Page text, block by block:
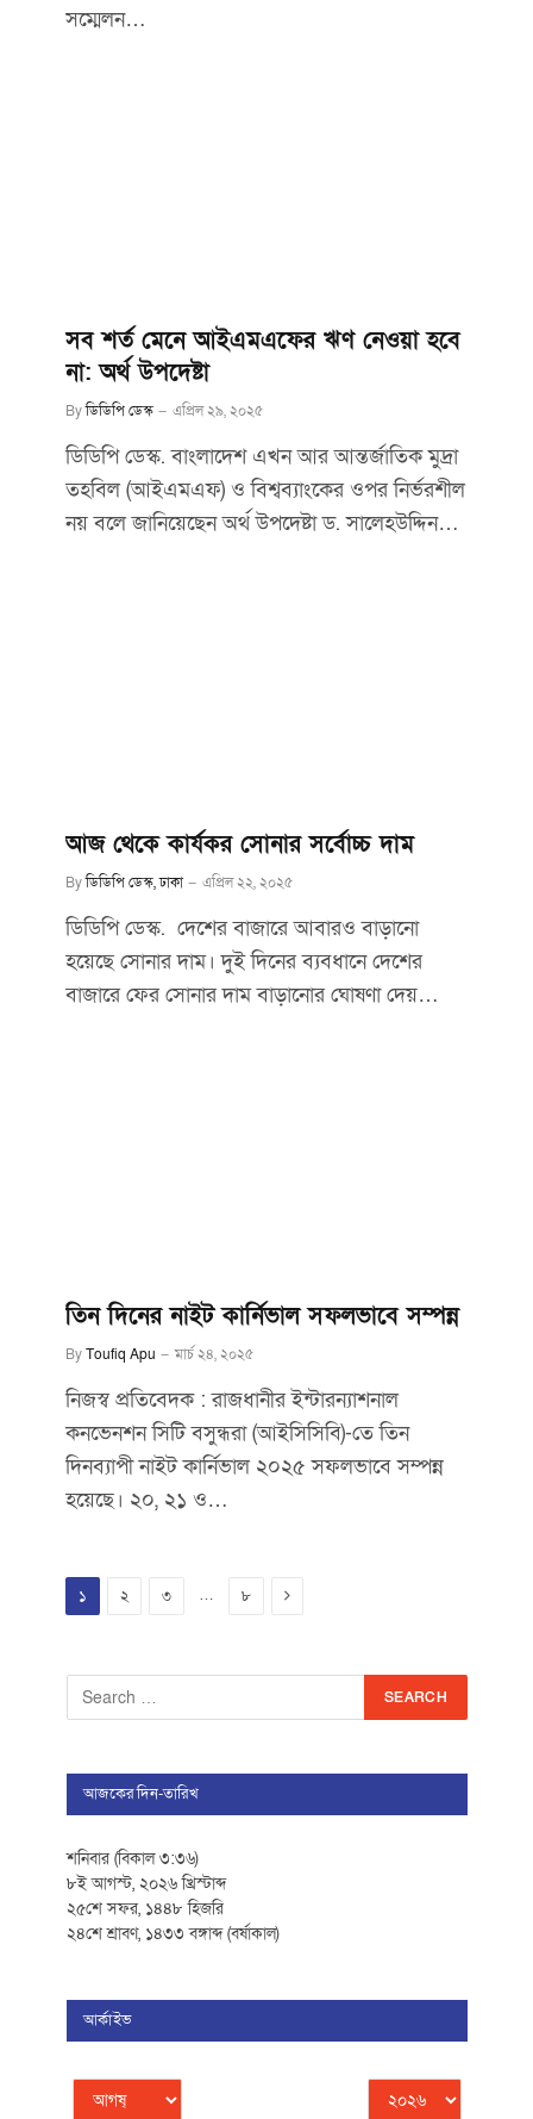
সম্মেলন…
সব শর্ত মেনে আইএমএফের ঋণ নেওয়া হবে
না: অর্থ উপদেষ্টা
Byডিডিপি ডেস্ক এপ্রিল ২৯, ২০২৫
ডিডিপি ডেস্ক. বাংলাদেশ এখন আর আন্তর্জাতিক মুদ্রা
তহবিল (আইএমএফ) ও বিশ্বব্যাংকের ওপর নির্ভরশীল
নয় বলে জানিয়েছেন অর্থ উপদেষ্টা ড. সালেহউদ্দিন…
আজ থেকে কার্যকর সোনার সর্বোচ্চ দাম
Byডিডিপি ডেস্ক, ঢাকা এপ্রিল ২২, ২০২৫
ডিডিপি ডেস্ক. দেশের বাজারে আবারও বাড়ানো
হয়েছে সোনার দাম। দুই দিনের ব্যবধানে দেশের
বাজারে ফের সোনার দাম বাড়ানোর ঘোষণা দেয়…
তিন দিনের নাইট কার্নিভাল সফলভাবে সম্পন্ন
ByToufiq Apu মার্চ ২৪, ২০২৫
নিজস্ব প্রতিবেদক : রাজধানীর ইন্টারন্যাশনাল
কনভেনশন সিটি বসুন্ধরা (আইসিসিবি)-তে তিন
দিনব্যাপী নাইট কার্নিভাল ২০২৫ সফলভাবে সম্পন্ন
হয়েছে। ২০, ২১ ও…
১ ২ ৩ … ৮ Next
আজকের দিন-তারিখ
শনিবার (বিকাল ৩:৩৬)
৮ই আগস্ট, ২০২৬ খ্রিস্টাব্দ
২৫শে সফর, ১৪৪৮ হিজরি
২৪শে শ্রাবণ, ১৪৩৩ বঙ্গাব্দ (বর্ষাকাল)
আর্কাইভ